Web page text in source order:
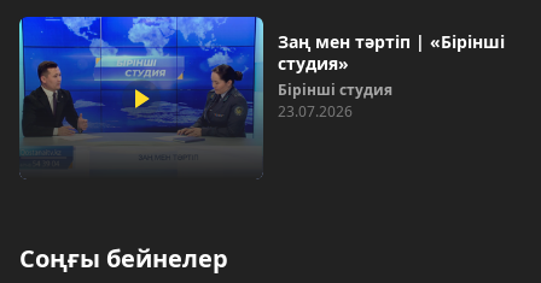
Заң мен тәртіп | «Бірінші
студия»
Бірінші студия
23.07.2026
Соңғы бейнелер